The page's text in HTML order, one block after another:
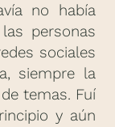
no había
personas
sociales
siempre la
temas. Fuí
y aún